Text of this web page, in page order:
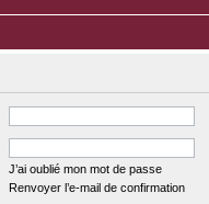
J’ai oublié mon mot de passe
Renvoyer l’e-mail de confirmation